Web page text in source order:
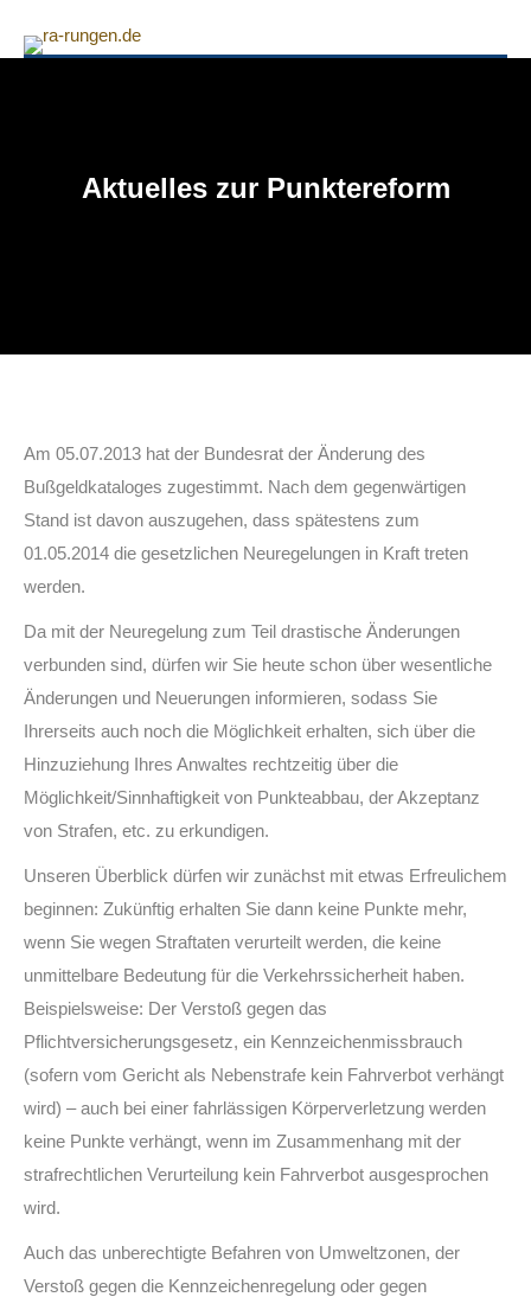
Aktuelles zur Punktereform
Am 05.07.2013 hat der Bundesrat der Änderung des
Bußgeldkataloges zugestimmt. Nach dem gegenwärtigen
Stand ist davon auszugehen, dass spätestens zum
01.05.2014 die gesetzlichen Neuregelungen in Kraft treten
werden.
Da mit der Neuregelung zum Teil drastische Änderungen
verbunden sind, dürfen wir Sie heute schon über wesentliche
Änderungen und Neuerungen informieren, sodass Sie
Ihrerseits auch noch die Möglichkeit erhalten, sich über die
Hinzuziehung Ihres Anwaltes rechtzeitig über die
Möglichkeit/Sinnhaftigkeit von Punkteabbau, der Akzeptanz
von Strafen, etc. zu erkundigen.
Unseren Überblick dürfen wir zunächst mit etwas Erfreulichem
beginnen: Zukünftig erhalten Sie dann keine Punkte mehr,
wenn Sie wegen Straftaten verurteilt werden, die keine
unmittelbare Bedeutung für die Verkehrssicherheit haben.
Beispielsweise: Der Verstoß gegen das
Pflichtversicherungsgesetz, ein Kennzeichenmissbrauch
(sofern vom Gericht als Nebenstrafe kein Fahrverbot verhängt
wird) – auch bei einer fahrlässigen Körperverletzung werden
keine Punkte verhängt, wenn im Zusammenhang mit der
strafrechtlichen Verurteilung kein Fahrverbot ausgesprochen
wird.
Auch das unberechtigte Befahren von Umweltzonen, der
Verstoß gegen die Kennzeichenregelung oder gegen